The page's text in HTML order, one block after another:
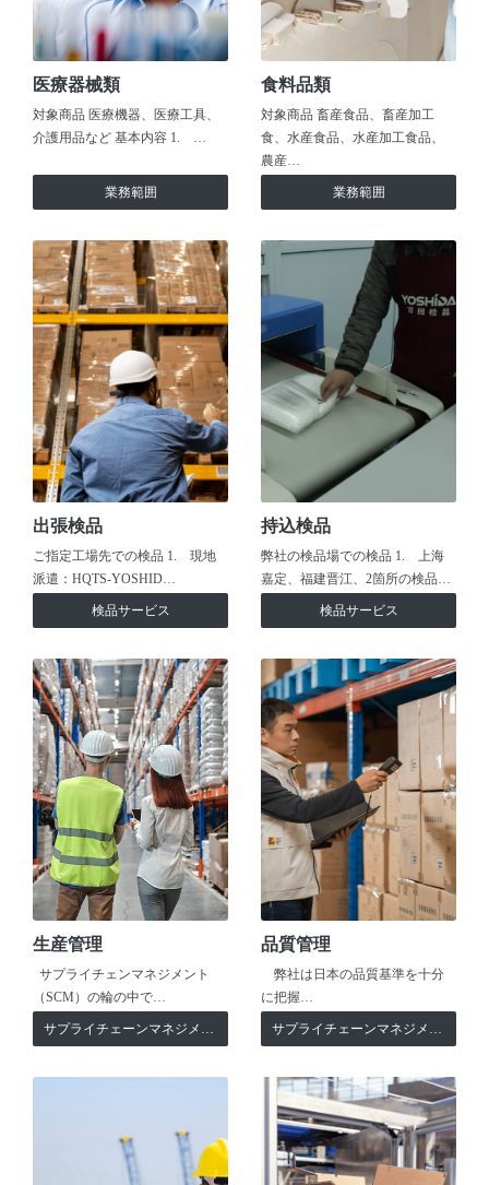
医療器械類
対象商品 医療機器、医療工具、
介護用品など 基本内容 1. …
業務範囲
食料品類
対象商品 畜産食品、畜産加工
食、水産食品、水産加工食品、
農産…
業務範囲
出張検品
ご指定工場先での検品 1. 現地
派遣：HQTS-YOSHID…
検品サービス
持込検品
弊社の検品場での検品 1. 上海
嘉定、福建晋江、2箇所の検品…
検品サービス
生産管理
サプライチェンマネジメント
（SCM）の輪の中で…
サプライチェーンマネジメント
品質管理
弊社は日本の品質基準を十分
に把握…
サプライチェーンマネジメント